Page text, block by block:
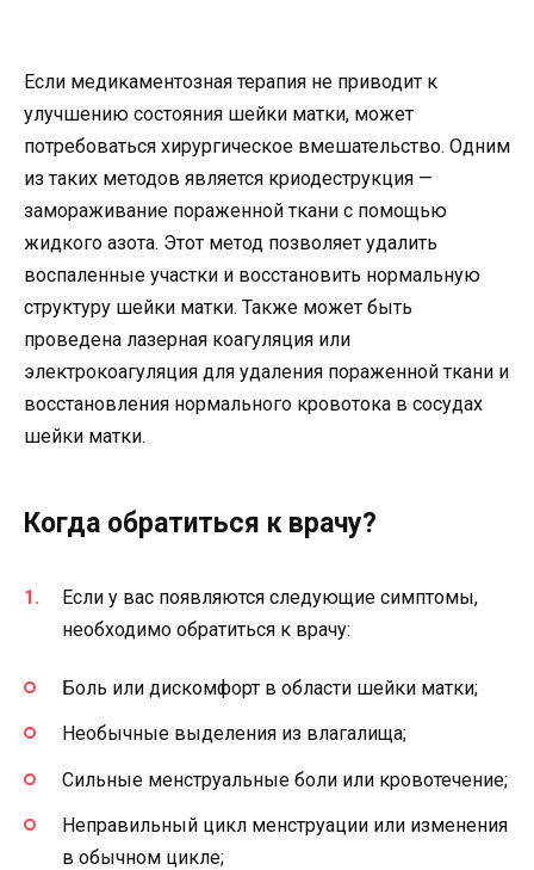
Если медикаментозная терапия не приводит к
улучшению состояния шейки матки, может
потребоваться хирургическое вмешательство. Одним
из таких методов является криодеструкция —
замораживание пораженной ткани с помощью
жидкого азота. Этот метод позволяет удалить
воспаленные участки и восстановить нормальную
структуру шейки матки. Также может быть
проведена лазерная коагуляция или
электрокоагуляция для удаления пораженной ткани и
восстановления нормального кровотока в сосудах
шейки матки.
Когда обратиться к врачу?
Если у вас появляются следующие симптомы,
необходимо обратиться к врачу:
Боль или дискомфорт в области шейки матки;
Необычные выделения из влагалища;
Сильные менструальные боли или кровотечение;
Неправильный цикл менструации или изменения
в обычном цикле;